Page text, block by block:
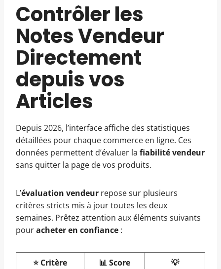
Contrôler les
Notes Vendeur
Directement
depuis vos
Articles
Depuis 2026, l’interface affiche des statistiques
détaillées pour chaque commerce en ligne. Ces
données permettent d’évaluer la fiabilité vendeur
sans quitter la page de vos produits.
L’évaluation vendeur repose sur plusieurs
critères stricts mis à jour toutes les deux
semaines. Prêtez attention aux éléments suivants
pouracheter en confiance :
⭐ Critère
📊 Score
💡